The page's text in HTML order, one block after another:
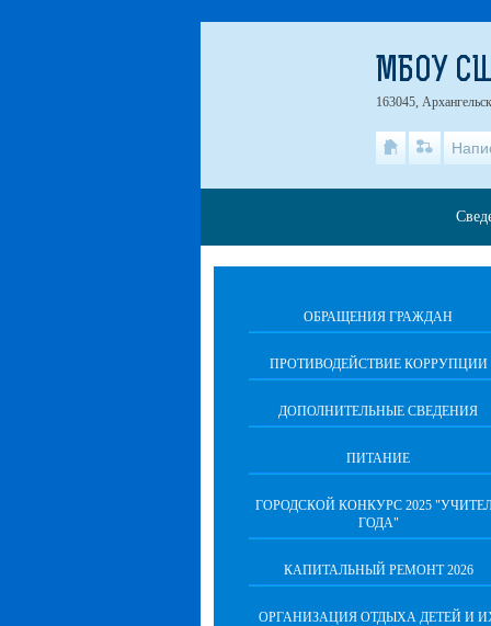
ОБРАЩЕНИЯ ГРАЖДАН
ПРОТИВОДЕЙСТВИЕ КОРРУПЦИИ
ДОПОЛНИТЕЛЬНЫЕ СВЕДЕНИЯ
ПИТАНИЕ
ГОРОДСКОЙ КОНКУРС 2025
ГОДА"
КАПИТАЛЬНЫЙ РЕМОНТ 2026
ОРГАНИЗАЦИЯ ОТДЫХА ДЕТЕЙ И
МБОУ
163045,